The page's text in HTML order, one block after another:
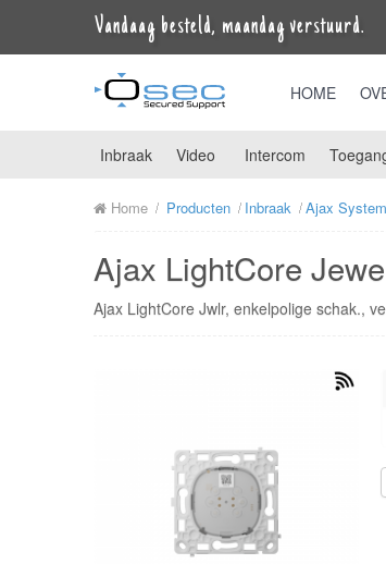
Vandaag besteld, maandag verstuurd.
HOME
Inbraak Video Intercom
Home Producten Inbraak Ajax
Ajax LightCore
Ajax LightCore Jwlr, enkelpolige schak.,